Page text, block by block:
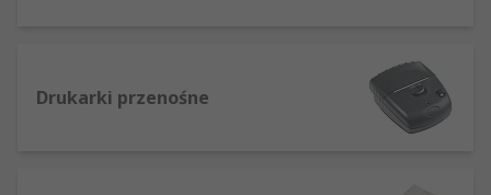
Drukarki przenośne